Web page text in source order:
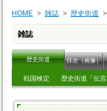
HOME 雑誌 歴史街道
雑誌
歴史街道 目次（画像）
戦国検定 歴史街道「伝言